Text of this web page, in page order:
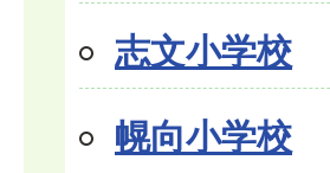
志文小学校
幌向小学校